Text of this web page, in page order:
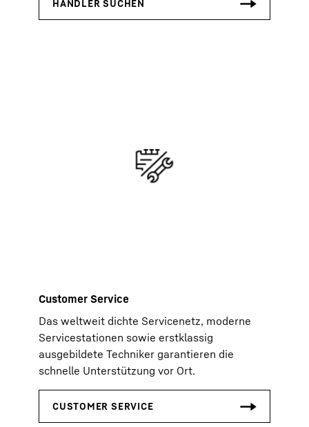
Customer Service
Das weltweit dichte Servicenetz, moderne
Servicestationen sowie erstklassig
ausgebildete Techniker garantieren die
schnelle Unterstützung vor Ort.